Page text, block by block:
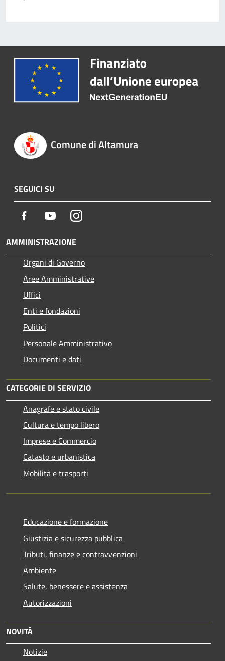
Comune di Altamura
SEGUICI SU
Facebook YoutubeInstagram
AMMINISTRAZIONE
Organi di Governo
Aree Amministrative
Uffici
Enti e fondazioni
Politici
Personale Amministrativo
Documenti e dati
CATEGORIE DI SERVIZIO
Anagrafe e stato civile
Cultura e tempo libero
Imprese e Commercio
Catasto e urbanistica
Mobilità e trasporti
Educazione e formazione
Giustizia e sicurezza pubblica
Tributi, finanze e contravvenzioni
Ambiente
Salute, benessere e assistenza
Autorizzazioni
NOVITÀ
Notizie